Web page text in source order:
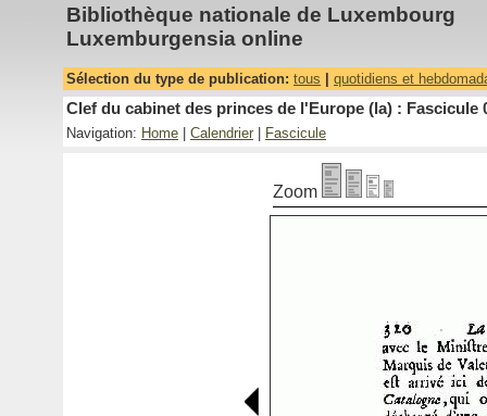
Bibliothèque nationale de Luxembourg
Luxemburgensia online
Sélection du type de publication: tous quotidiens et
Clef du cabinet des princes de l'Europe (la) : Fascicule
Navigation: Home Calendrier Fascicule
Zoom